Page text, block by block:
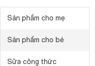
Sản phẩm cho mẹ
Sản phẩm cho bé
Sữa công thức